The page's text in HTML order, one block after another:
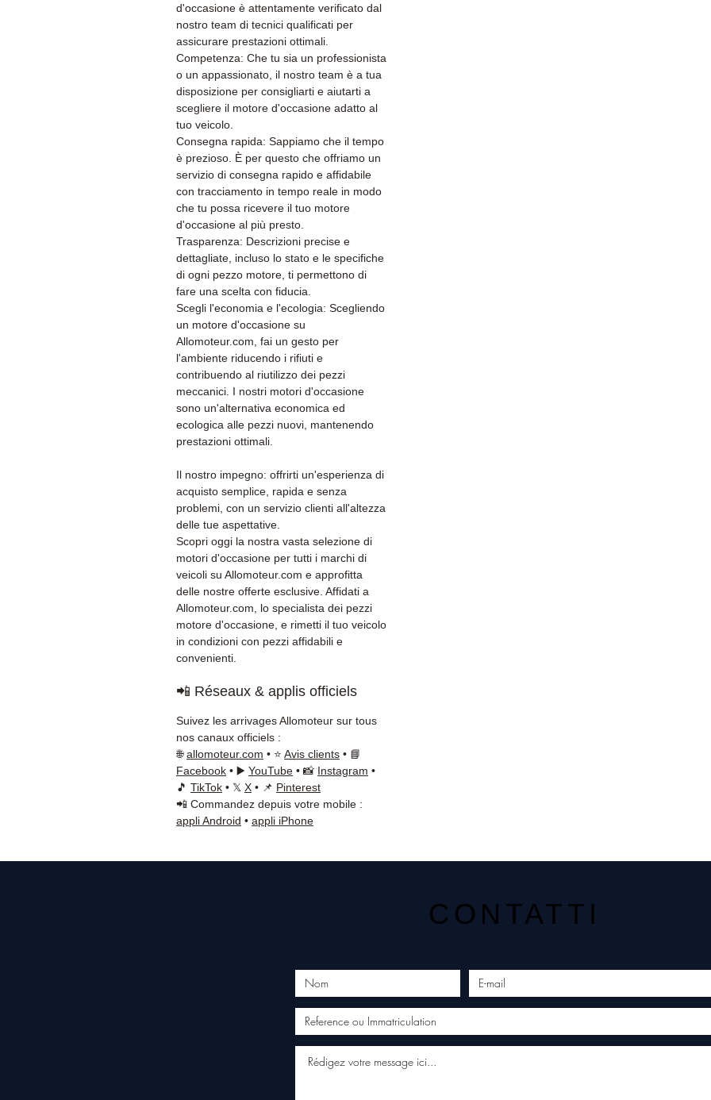
d'occasione è attentamente verificato dal
nostro team di tecnici qualificati per
assicurare prestazioni ottimali.
Competenza: Che tu sia un professionista
o un appassionato, il nostro team è a tua
disposizione per consigliarti e aiutarti a
scegliere il motore d'occasione adatto al
tuo veicolo.
Consegna rapida: Sappiamo che il tempo
è prezioso. È per questo che offriamo un
servizio di consegna rapido e affidabile
con tracciamento in tempo reale in modo
che tu possa ricevere il tuo motore
d'occasione al più presto.
Trasparenza: Descrizioni precise e
dettagliate, incluso lo stato e le specifiche
di ogni pezzo motore, ti permettono di
fare una scelta con fiducia.
Scegli l'economia e l'ecologia: Scegliendo
un motore d'occasione su
Allomoteur.com, fai un gesto per
l'ambiente riducendo i rifiuti e
contribuendo al riutilizzo dei pezzi
meccanici. I nostri motori d'occasione
sono un'alternativa economica ed
ecologica alle pezzi nuovi, mantenendo
prestazioni ottimali.
Il nostro impegno: offrirti un'esperienza di
acquisto semplice, rapida e senza
problemi, con un servizio clienti all'altezza
delle tue aspettative.
Scopri oggi la nostra vasta selezione di
motori d'occasione per tutti i marchi di
veicoli su Allomoteur.com e approfitta
delle nostre offerte esclusive. Affidati a
Allomoteur.com, lo specialista dei pezzi
motore d'occasione, e rimetti il tuo veicolo
in condizioni con pezzi affidabili e
convenienti.
📲 Réseaux & applis officiels
Suivez les arrivages Allomoteur sur tous
nos canaux officiels :
🌐allomoteur.com • ⭐ Avis clients • 📘
Facebook • ▶️ YouTube • 📸 Instagram •
🎵 TikTok • 𝕏 X • 📌 Pinterest
📲 Commandez depuis votre mobile :
appli Android • appli iPhone
CONTATTI